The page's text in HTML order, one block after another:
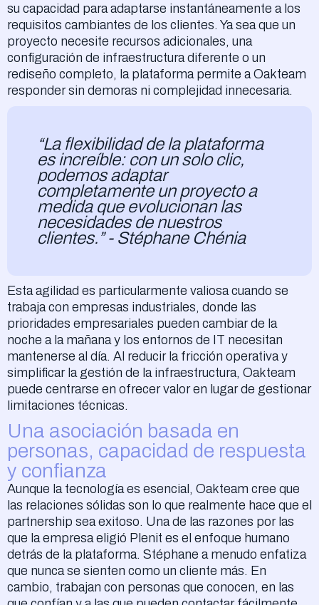
su capacidad para adaptarse instantáneamente a los
requisitos cambiantes de los clientes. Ya sea que un
proyecto necesite recursos adicionales, una
configuración de infraestructura diferente o un
rediseño completo, la plataforma permite a Oakteam
responder sin demoras ni complejidad innecesaria.
“La flexibilidad de la plataforma
es increíble: con un solo clic,
podemos adaptar
completamente un proyecto a
medida que evolucionan las
necesidades de nuestros
clientes.” - Stéphane Chénia
Esta agilidad es particularmente valiosa cuando se
trabaja con empresas industriales, donde las
prioridades empresariales pueden cambiar de la
noche a la mañana y los entornos de IT necesitan
mantenerse al día. Al reducir la fricción operativa y
simplificar la gestión de la infraestructura, Oakteam
puede centrarse en ofrecer valor en lugar de gestionar
limitaciones técnicas.
Una asociación basada en
personas, capacidad de respuesta
y confianza
Aunque la tecnología es esencial, Oakteam cree que
las relaciones sólidas son lo que realmente hace que el
partnership sea exitoso. Una de las razones por las
que la empresa eligió Plenit es el enfoque humano
detrás de la plataforma. Stéphane a menudo enfatiza
que nunca se sienten como un cliente más. En
cambio, trabajan con personas que conocen, en las